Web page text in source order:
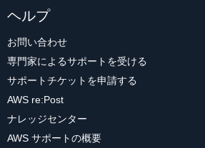
ヘルプ
お問い合わせ
専門家によるサポートを受ける
サポートチケットを申請する
AWS re:Post
ナレッジセンター
AWS サポートの概要